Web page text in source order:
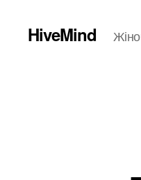
HiveMind